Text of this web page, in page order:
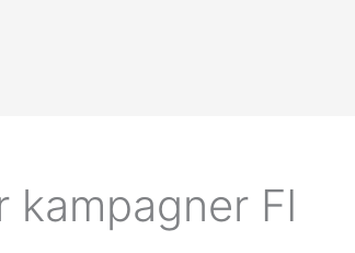
kampagner FI